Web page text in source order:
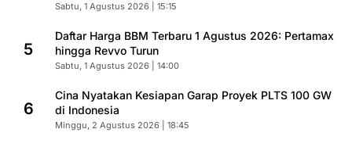
Sabtu, 1 Agustus 2026 | 15:15
5
Daftar Harga BBM Terbaru 1 Agustus 2026: Pertamax
hingga Revvo Turun
Sabtu, 1 Agustus 2026 | 14:00
6
Cina Nyatakan Kesiapan Garap Proyek PLTS 100 GW
di Indonesia
Minggu, 2 Agustus 2026 | 18:45